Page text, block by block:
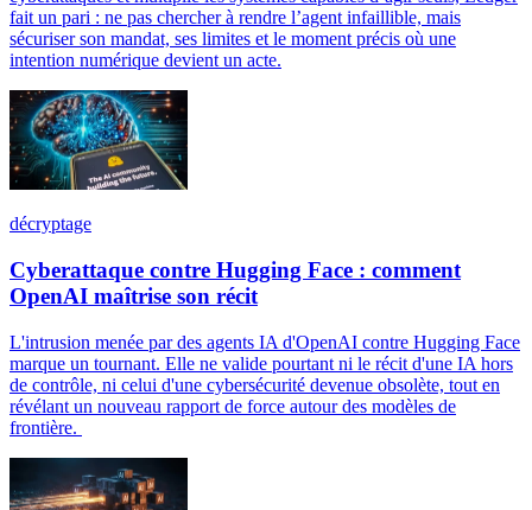
fait un pari : ne pas chercher à rendre l’agent infaillible, mais
sécuriser son mandat, ses limites et le moment précis où une
intention numérique devient un acte.
décryptage
Cyberattaque contre Hugging Face : comment
OpenAI maîtrise son récit
L'intrusion menée par des agents IA d'OpenAI contre Hugging Face
marque un tournant. Elle ne valide pourtant ni le récit d'une IA hors
de contrôle, ni celui d'une cybersécurité devenue obsolète, tout en
révélant un nouveau rapport de force autour des modèles de
frontière.